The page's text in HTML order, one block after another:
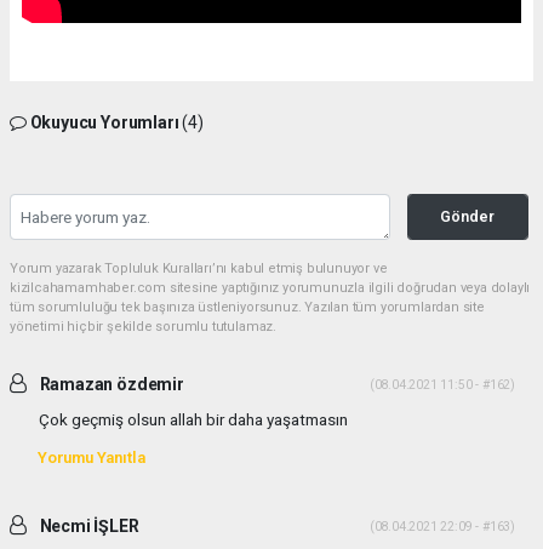
Okuyucu Yorumları(4)
Gönder
Yorum yazarak Topluluk Kuralları’nı kabul etmiş bulunuyor ve
kizilcahamamhaber.com sitesine yaptığınız yorumunuzla ilgili doğrudan veya dolaylı
tüm sorumluluğu tek başınıza üstleniyorsunuz. Yazılan tüm yorumlardan site
yönetimi hiçbir şekilde sorumlu tutulamaz.
Ramazan özdemir (08.04.2021 11:50 - #162)
Çok geçmiş olsun allah bir daha yaşatmasın
Yorumu Yanıtla
Necmi İŞLER (08.04.2021 22:09 - #163)